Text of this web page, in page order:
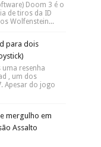
Doom 3 é o
de tiros da ID
Wolfenstein...
para dois
resenha
, um dos
Apesar do jogo
mergulho em
Assalto